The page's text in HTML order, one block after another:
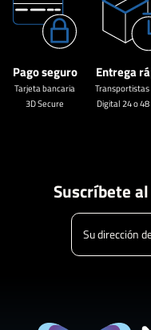
Pago seguro
Tarjeta bancaria
3D Secure
Entrega
Digital 24 o
Suscríbete